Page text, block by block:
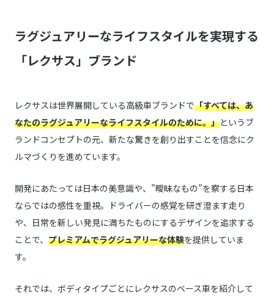
ラグジュアリーなライフスタイルを実現する
「レクサス」ブランド
レクサスは世界展開している高級車ブランドで「すべては、あ
なたのラグジュアリーなライフスタイルのために。」というブ
ランドコンセプトの元、新たな驚きを創り出すことを信念にク
ルマづくりを進めています。
開発にあたっては日本の美意識や、”曖昧なもの”を察する日本
ならではの感性を重視。ドライバーの感覚を研ぎ澄ます走り
や、日常を新しい発見に満ちたものにするデザインを追求する
ことで、 プレミアムでラグジュアリーな体験を提供していま
す。
それでは、ボディタイプごとにレクサスのベース車を紹介して